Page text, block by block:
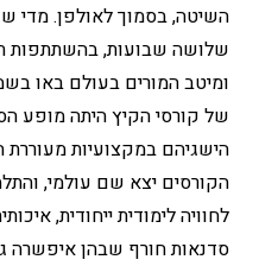
השיטה, בסמוך לאולפן. מדי
שלושה שבועות, בהשתתפות
ומיטב המורים בעולם באו
של קורסי הקיץ היתה מופע
הישגיהם במקצועיות
הקורסים יצא שם עולמי,
לחוויה לימודית ייחודית,
סדנאות חורף שבהן איפשרה